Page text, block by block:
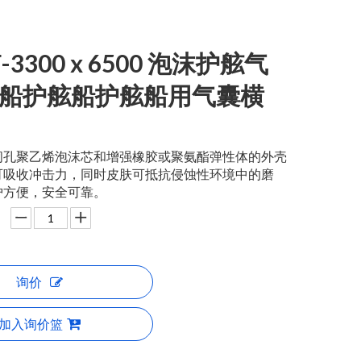
3300 x 6500 泡沫护舷气
护舷船护舷船用气囊横
聚乙烯泡沫芯和增强橡胶或聚氨酯弹性体的外壳
收冲击力，同时皮肤可抵抗侵蚀性环境中的磨
便，安全可靠。
询价
入询价篮